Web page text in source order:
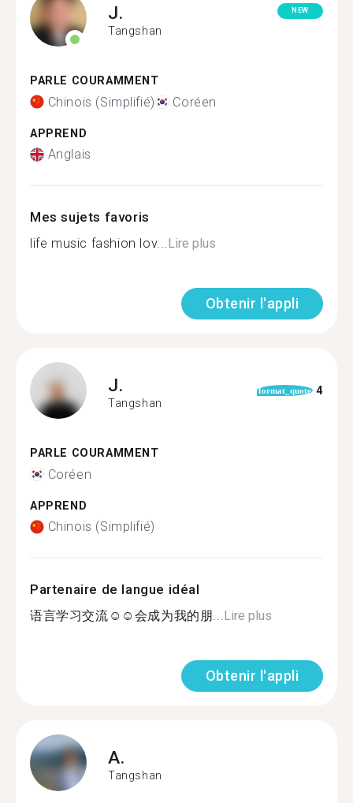
J.
Tangshan
NEW
PARLE COURAMMENT
Chinois (Simplifié) Coréen
APPREND
Anglais
Mes sujets favoris
life music fashion lov...Lire plus
Obtenir l'appli
J.
Tangshan
format_quote 4
PARLE COURAMMENT
Coréen
APPREND
Chinois (Simplifié)
Partenaire de langue idéal
语言学习交流☺️☺️会成为我的朋...Lire plus
Obtenir l'appli
A.
Tangshan